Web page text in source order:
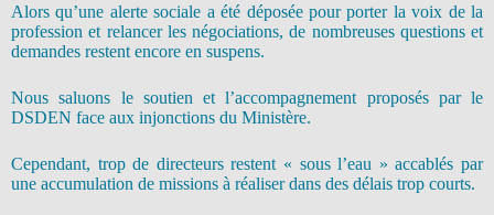
Alors qu’une alerte sociale a été déposée pour porter la voix de la
profession et relancer les négociations, de nombreuses questions et
demandes restent encore en suspens.
Nous saluons le soutien et l’accompagnement proposés par le
DSDEN face aux injonctions du Ministère.
Cependant, trop de directeurs restent « sous l’eau » accablés par
une accumulation de missions à réaliser dans des délais trop courts.